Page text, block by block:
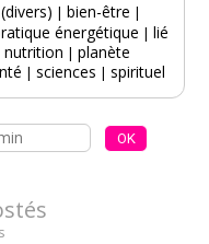
| bien-être |
énergétique | lié
nutrition | planète
| sciences | spirituel